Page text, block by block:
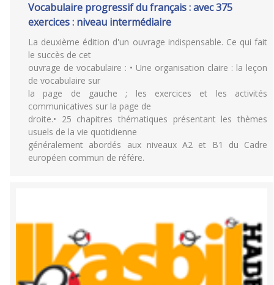
Vocabulaire progressif du français : avec 375
exercices : niveau intermédiaire
La deuxième édition d'un ouvrage indispensable. Ce qui fait
le succès de cet
ouvrage de vocabulaire : • Une organisation claire : la leçon
de vocabulaire sur
la page de gauche ; les exercices et les activités
communicatives sur la page de
droite.• 25 chapitres thématiques présentant les thèmes
usuels de la vie quotidienne
généralement abordés aux niveaux A2 et B1 du Cadre
européen commun de référe.